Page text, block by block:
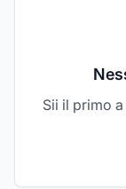
Sii il primo